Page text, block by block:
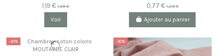
1,19 €1,49 €
Voir
0,77 €1,29 €
Ajouter au panier
-30% -30%